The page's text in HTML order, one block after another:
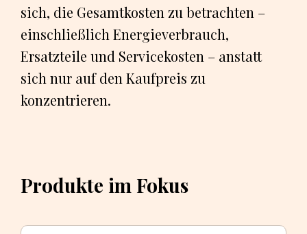
sich, die Gesamtkosten zu betrachten –
einschließlich Energieverbrauch,
Ersatzteile und Servicekosten – anstatt
sich nur auf den Kaufpreis zu
konzentrieren.
Produkte im Fokus